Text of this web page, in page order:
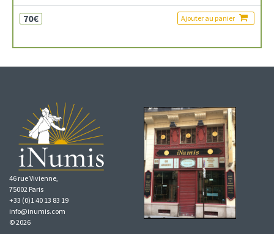
70€ Ajouter au panier
46 rue Vivienne,
75002 Paris
+33 (0)1 40 13 83 19
info@inumis.com
© 2026